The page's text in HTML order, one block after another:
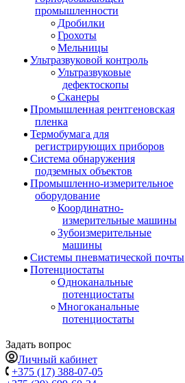
промышленности
Дробилки
Грохоты
Мельницы
Ультразвуковой контроль
Ультразвуковые
дефектоскопы
Сканеры
Промышленная рентгеновская
пленка
Термобумага для
регистрирующих приборов
Система обнаружения
подземных объектов
Промышленно-измерительное
оборудование
Координатно-
измерительные машины
Зубоизмерительные
машины
Системы пневматической почты
Потенциостаты
Одноканальные
потенциостаты
Многоканальные
потенциостаты
Задать вопрос
Личный кабинет
+375 (17) 388-07-05